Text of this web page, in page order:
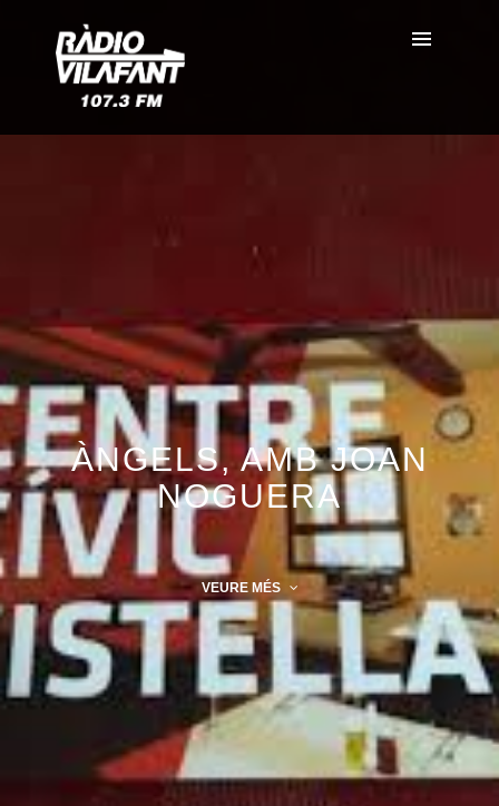
ÀNGELS, AMB JOAN
NOGUERA
VEURE MÉS